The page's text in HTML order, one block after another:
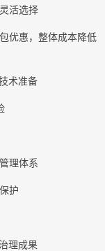
活选择
优惠，整体成本降低
术准备
理体系
护
理成果